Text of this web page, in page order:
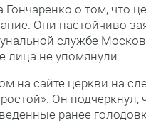
о том, что
Они настойчиво
службе
лица не упомянули.
на сайте церкви на
Он
ранее